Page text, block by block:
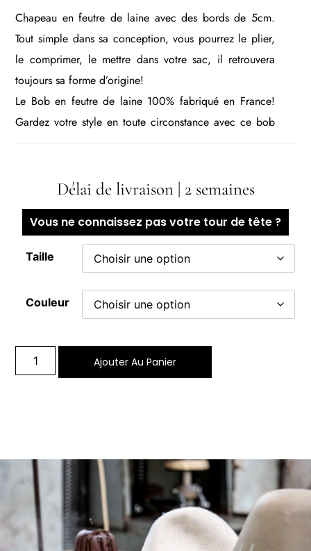
Chapeau en feutre de laine avec des bords de 5cm.
Tout simple dans sa conception, vous pourrez le plier,
le comprimer, le mettre dans votre sac, il retrouvera
toujours sa forme d’origine!
Le Bob en feutre de laine 100% fabriqué en France!
Gardez votre style en toute circonstance avec ce bob
Quelque soit votre âge, il vous protégera de la pluie et
gardera votre tête au chaud pendant tout l‘hiver.
Tous nos chapeaux sont 100% feutre de laine mérinos
et fabriqués en France dans notre chapellerie, de la
laine au chapeau fini.
Délai de livraison | 2 semaines
Vous ne connaissez pas votre tour de tête ?
Taille
Couleur
Ajouter Au Panier